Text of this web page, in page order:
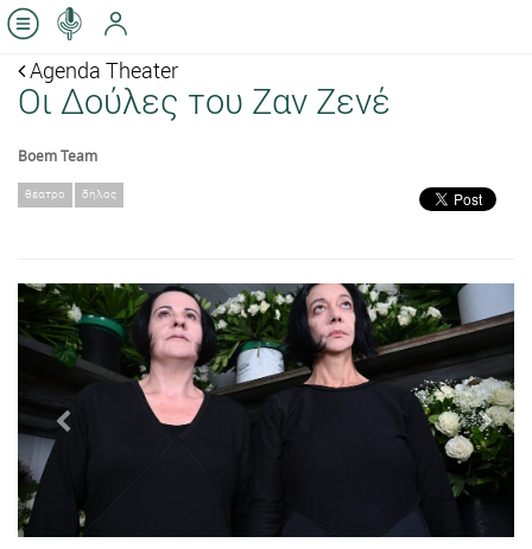
Agenda Theater
Οι Δούλες του Ζαν Ζενέ
Boem Team
θέατρο δήλος
Previous